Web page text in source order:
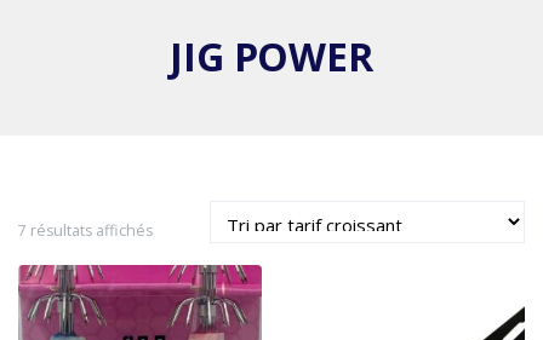
JIG POWER
7 résultats affichésTrié
prix
croissant